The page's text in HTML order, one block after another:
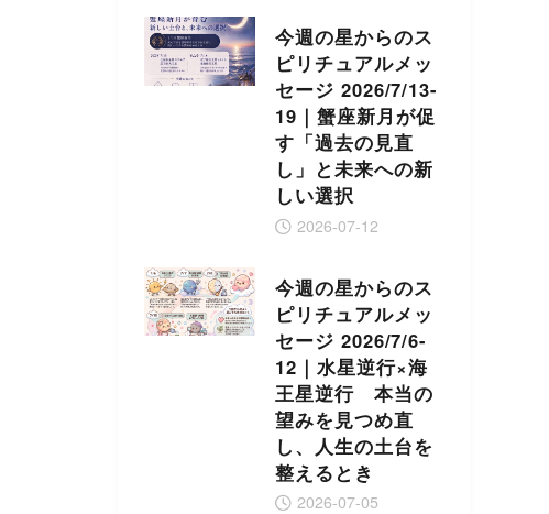
今週の星からのス
ピリチュアルメッ
セージ 2026/7/13-
19｜蟹座新月が促
す「過去の見直
し」と未来への新
しい選択
2026-07-12
今週の星からのス
ピリチュアルメッ
セージ 2026/7/6-
12｜水星逆行×海
王星逆行 本当の
望みを見つめ直
し、人生の土台を
整えるとき
2026-07-05